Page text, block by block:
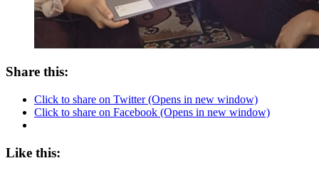
Share this:
Click to share on Twitter (Opens in new window)
Click to share on Facebook (Opens in new window)
Like this: